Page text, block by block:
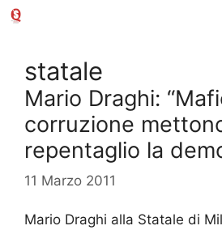
Vai
statale
Mario Draghi:
corruzione
repentaglio la
11 Marzo 2011
Mario Draghi alla Statale di